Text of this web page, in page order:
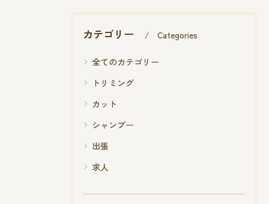
カテゴリー Categories
全てのカテゴリー
トリミング
カット
シャンプー
出張
求人